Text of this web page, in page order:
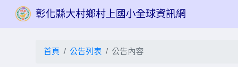
彰化縣大村鄉村上國小全球資訊網
首頁 公告列表 公告內容